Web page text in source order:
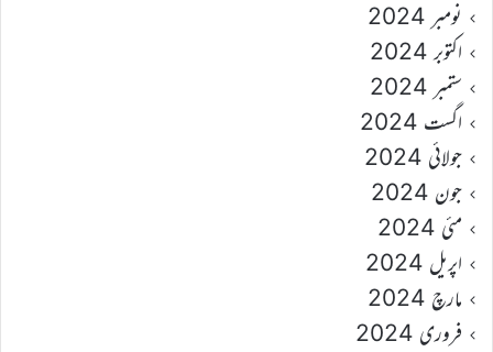
نومبر 2024
اکتوبر 2024
ستمبر 2024
اگست 2024
جولائی 2024
جون 2024
مئی 2024
اپریل 2024
مارچ 2024
فروری 2024